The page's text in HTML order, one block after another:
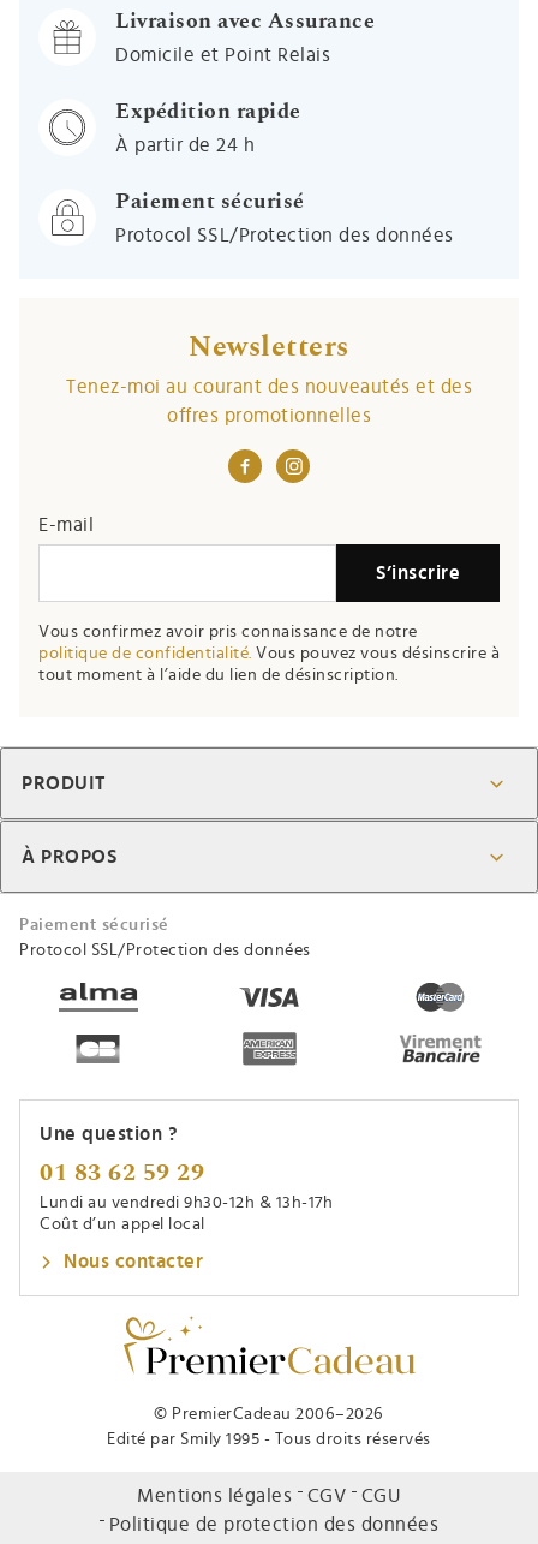
Livraison avec Assurance
Domicile et Point Relais
Expédition rapide
À partir de 24 h
Paiement sécurisé
Protocol SSL/Protection des données
Newsletters
Tenez-moi au courant des nouveautés et des
offres promotionnelles
E-mail
S’inscrire
Vous confirmez avoir pris connaissance de notre
politique de confidentialité. Vous pouvez vous désinscrire à
tout moment à l’aide du lien de désinscription.
© PremierCadeau 2006–2026
Edité par Smily 1995 - Tous droits réservés
PRODUIT
À PROPOS
Paiement sécurisé
Protocol SSL/Protection des données
Une question ?
01 83 62 59 29
Lundi au vendredi 9h30-12h & 13h-17h
Coût d’un appel local
Nous contacter
Mentions légales CGV
CGU
Politique de protection des données